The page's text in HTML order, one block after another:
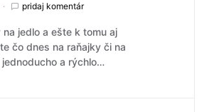
pridaj komentár
jedlo a ešte k tomu aj
čo dnes na raňajky či na
a rýchlo…